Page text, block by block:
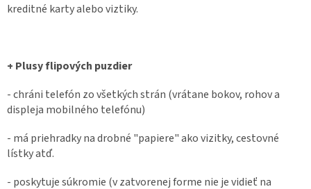
kreditné karty alebo viztiky.
+ Plusy flipových puzdier
- chráni telefón zo všetkých strán (vrátane bokov, rohov a
displeja mobilného telefónu)
- má priehradky na drobné "papiere" ako vizitky, cestovné
lístky atď.
- poskytuje súkromie (v zatvorenej forme nie je vidieť na